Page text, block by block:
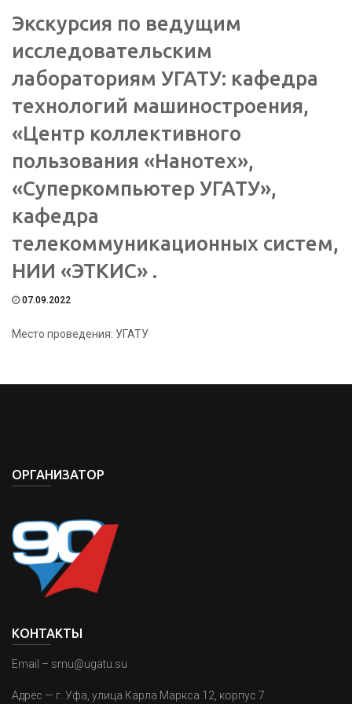
Экскурсия по ведущим
исследовательским
лабораториям УГАТУ: кафедра
технологий машиностроения,
«Центр коллективного
пользования «Нанотех»,
«Суперкомпьютер УГАТУ»,
кафедра
телекоммуникационных систем,
НИИ «ЭТКИС» .
07.09.2022
Место проведения: УГАТУ
ОРГАНИЗАТОР
КОНТАКТЫ
Email – smu@ugatu.su
Адрес — г. Уфа, улица Карла Маркса 12, корпус 7